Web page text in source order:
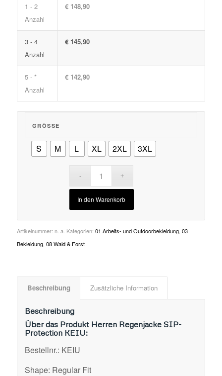
1 - 2
Anzahl
€ 148,90
3 - 4
Anzahl
€ 145,90
5 - *
Anzahl
€ 142,90
GRÖSSE
S M L XL 2XL 3XL
In den Warenkorb
Artikelnummer: n. a. Kategorien: 01 Arbeits- und Outdoorbekleidung, 03
Bekleidung, 08 Wald & Forst
Beschreibung Zusätzliche Information
Beschreibung
Über das Produkt Herren Regenjacke SIP-
Protection KEIU:
Bestellnr.: KEIU
Shape: Regular Fit